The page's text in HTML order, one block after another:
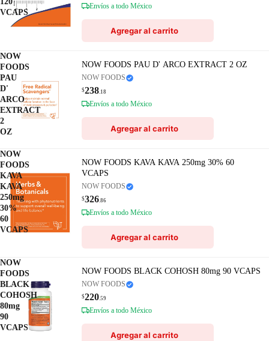
VCAPS
Envíos a todo México
Agregar al carrito
NOW
FOODS
PAU
D'
ARCO
EXTRACT
2
OZ
NOW FOODS PAU D' ARCO EXTRACT 2 OZ
NOW FOODS
$238.18
Envíos a todo México
Agregar al carrito
NOW
FOODS
KAVA
KAVA
250mg
30%
60
VCAPS
NOW FOODS KAVA KAVA 250mg 30% 60
VCAPS
NOW FOODS
$326.86
Envíos a todo México
Agregar al carrito
NOW
FOODS
BLACK
COHOSH
80mg
90
VCAPS
NOW FOODS BLACK COHOSH 80mg 90 VCAPS
NOW FOODS
$220.59
Envíos a todo México
Agregar al carrito